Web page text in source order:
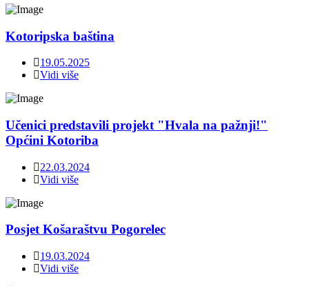
Kotoripska baština
19.05.2025
Vidi više
Učenici predstavili projekt "Hvala na pažnji!"
Općini Kotoriba
22.03.2024
Vidi više
Posjet Košaraštvu Pogorelec
19.03.2024
Vidi više